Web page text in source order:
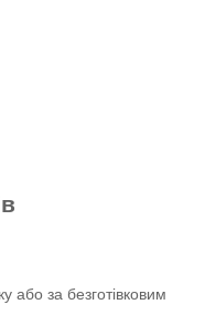
або за безготівковим